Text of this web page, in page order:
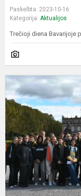
Paskelbta: 2023-10-16
Kategorija: Aktualijos
Trečioji diena Bavarijoje